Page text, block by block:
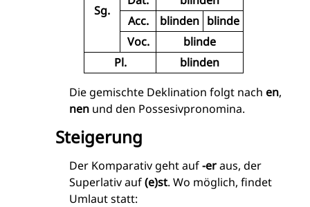
Sg.
Acc.
blinden blinde
Voc.
blinde
Pl.
blinden
Die gemischte Deklination folgt nach en,
nen und den Possesivpronomina.
Steigerung
Der Komparativ geht auf-eraus, der
Superlativ auf(e)st. Wo möglich, findet
Umlaut statt: